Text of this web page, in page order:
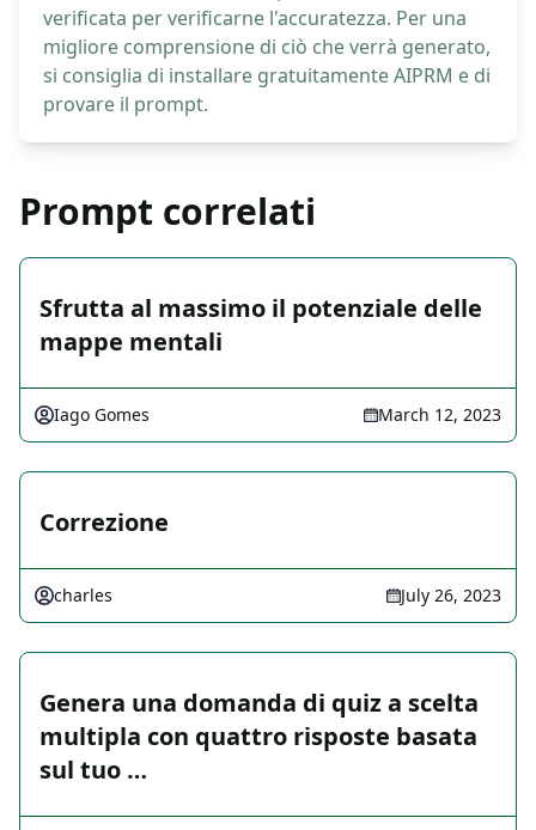
verificata per verificarne l'accuratezza. Per una
migliore comprensione di ciò che verrà generato,
si consiglia di installare gratuitamente AIPRM e di
provare il prompt.
Prompt correlati
Sfrutta al massimo il potenziale delle
mappe mentali
Iago Gomes March 12, 2023
Correzione
charles July 26, 2023
Genera una domanda di quiz a scelta
multipla con quattro risposte basata
sul tuo …